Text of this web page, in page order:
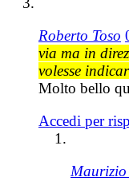
Roberto Toso
via ma in
volesse
Molto bello
Accedi per